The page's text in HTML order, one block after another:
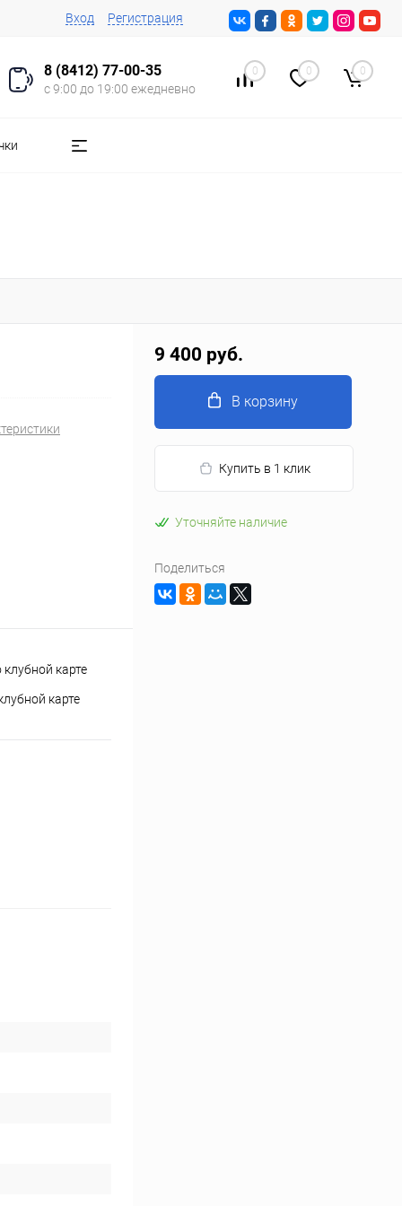
Вход Регистрация
8 (8412) 77-00-35
с 9:00 до 19:00 ежедневно
0 0 0
карте
9 400 руб.
В корзину
Купить в 1 клик
Уточняйте наличие
Поделиться